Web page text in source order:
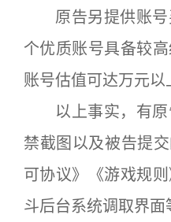
原告另提供账号
个优质账号具备较
账号估值可达万元以
以上事实，有原
禁截图以及被告提
可协议》《游戏规
斗后台系统调取界面